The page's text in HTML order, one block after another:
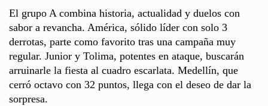
El grupo A combina historia, actualidad y duelos con
sabor a revancha. América, sólido líder con solo 3
derrotas, parte como favorito tras una campaña muy
regular. Junior y Tolima, potentes en ataque, buscarán
arruinarle la fiesta al cuadro escarlata. Medellín, que
cerró octavo con 32 puntos, llega con el deseo de dar la
sorpresa.